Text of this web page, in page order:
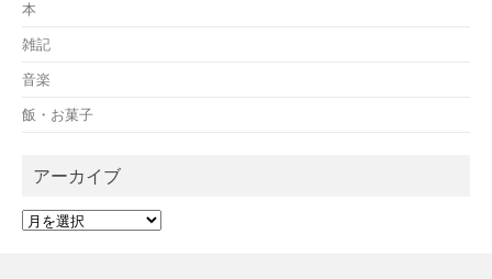
本
雑記
音楽
飯・お菓子
アーカイブ
ア